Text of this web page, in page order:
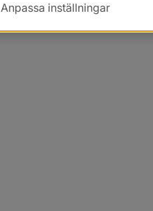
Anpassa inställningar